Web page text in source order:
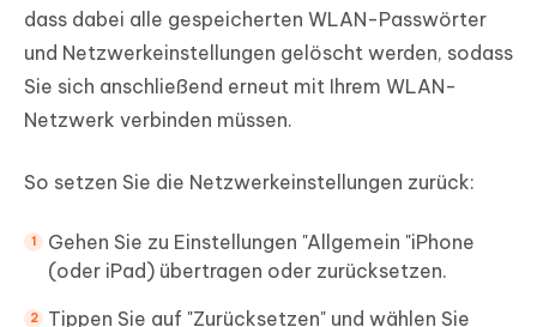
dass dabei alle gespeicherten WLAN-Passwörter
und Netzwerkeinstellungen gelöscht werden, sodass
Sie sich anschließend erneut mit Ihrem WLAN-
Netzwerk verbinden müssen.
So setzen Sie die Netzwerkeinstellungen zurück:
Gehen Sie zu Einstellungen "Allgemein "iPhone
(oder iPad) übertragen oder zurücksetzen.
Tippen Sie auf "Zurücksetzen" und wählen Sie